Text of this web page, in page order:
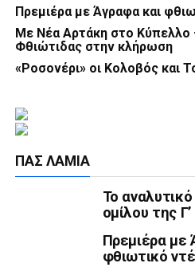
Πρεμιέρα με Άγραφα και
Με Νέα Αρτάκη στο Κύπελλο
Φθιώτιδας στην κλήρωση
«Ροσονέρι» οι Κολοβός και
ΠΑΣ ΛΑΜΊΑ
Το
ομίλου της
Πρεμιέρα με
φθιωτικό